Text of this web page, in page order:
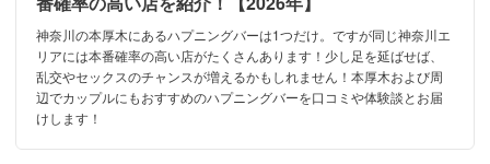
神奈川の本厚木にあるハプニングバーは1つだけ。ですが同じ神奈川エ
リアには本番確率の高い店がたくさんあります！少し足を延ばせば、
乱交やセックスのチャンスが増えるかもしれません！本厚木および周
辺でカップルにもおすすめのハプニングバーを口コミや体験談とお届
けします！